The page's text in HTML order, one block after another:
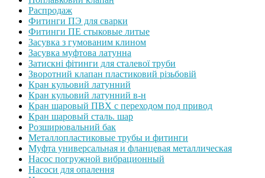
Распродаж
Фитинги ПЭ для сварки
Фитинги ПЕ стыковые литые
Засувка з гумованим клином
Засувка муфтова латунна
Затискні фітинги для сталевої труби
Зворотний клапан пластиковий різьбовій
Кран кульовий латунний
Кран кульовий латунний в-н
Кран шаровый ПВХ с переходом под привод
Кран шаровый сталь. шар
Розширювальний бак
Металлопластиковые трубы и фитинги
Муфта универсальная и фланцевая металлическая
Насос погружной вибрационный
Насоси для опалення